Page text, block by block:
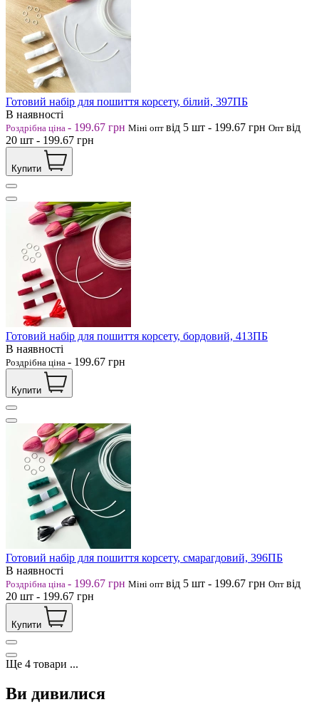
Готовий набір для пошиття корсету, білий, 397ПБ
В наявності
Роздрібна ціна - 199.67 грн Міні опт від 5 шт - 199.67 грн Опт від
20 шт - 199.67 грн
Купити
Готовий набір для пошиття корсету, бордовий, 413ПБ
В наявності
Роздрібна ціна - 199.67 грн
Купити
Готовий набір для пошиття корсету, смарагдовий, 396ПБ
В наявності
Роздрібна ціна - 199.67 грн Міні опт від 5 шт - 199.67 грн Опт від
20 шт - 199.67 грн
Купити
Ще 4 товари ...
Ви дивилися